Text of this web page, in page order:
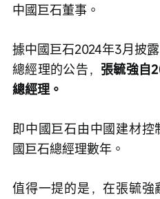
中國巨石董事。
據中國巨石2024年3月披
總經理的公告， 張毓強自
總經理。
即中國巨石由中國建材
國巨石總經理數年。
值得一提的是，在張毓強